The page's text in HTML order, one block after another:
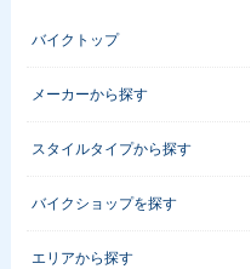
バイクトップ
メーカーから探す
スタイルタイプから探す
バイクショップを探す
エリアから探す